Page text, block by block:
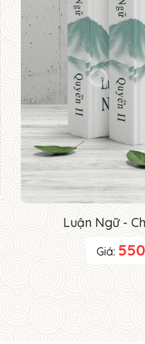
Luận Ngữ -
Giá: